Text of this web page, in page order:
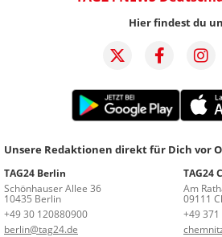
Hier findest du
Unsere Redaktionen direkt für Dich vor
TAG24 Berlin
Schönhauser Allee 36
10435 Berlin
+49 30 120880900
berlin@tag24.de
TAG24
Am
09111
+49